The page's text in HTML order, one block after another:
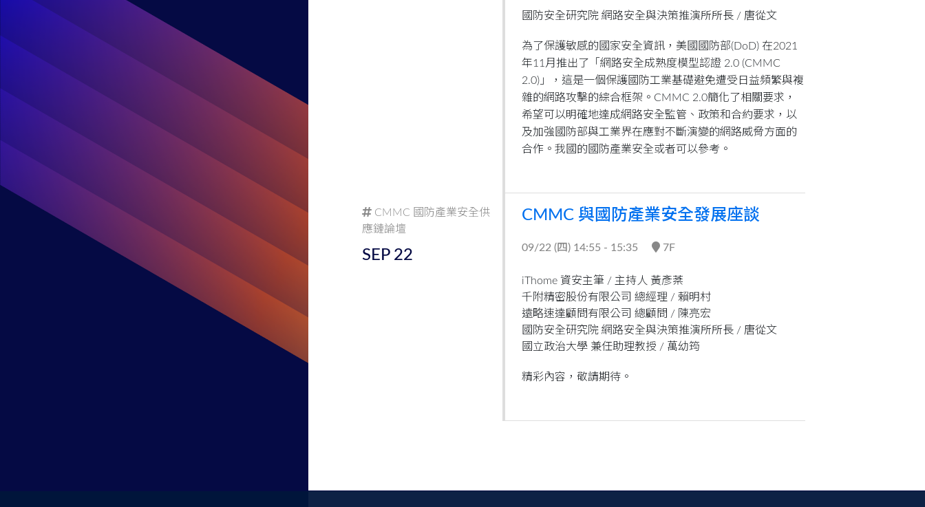
國防安全研究院 網路安全與決策推演所所長 / 唐從文
為了保護敏感的國家安全資訊，美國國防部(DoD) 在2021
年11月推出了「網路安全成熟度模型認證 2.0 (CMMC
2.0)」，這是一個保護國防工業基礎避免遭受日益頻繁與複
雜的網路攻擊的綜合框架。CMMC 2.0簡化了相關要求，
希望可以明確地達成網路安全監管、政策和合約要求，以
及加強國防部與工業界在應對不斷演變的網路威脅方面的
合作。我國的國防產業安全或者可以參考。
CMMC 國防產業安全供
應鏈論壇
SEP 22
CMMC 與國防產業安全發展座談
09/22 (四 ) 14:55 - 15:35 7F
iThome 資安主筆 / 主持人 黃彥棻
千附精密股份有限公司 總經理 / 賴明村
遠略速達顧問有限公司 總顧問 / 陳亮宏
國防安全研究院 網路安全與決策推演所所長 / 唐從文
國立政治大學 兼任助理教授 / 萬幼筠
精彩內容，敬請期待。